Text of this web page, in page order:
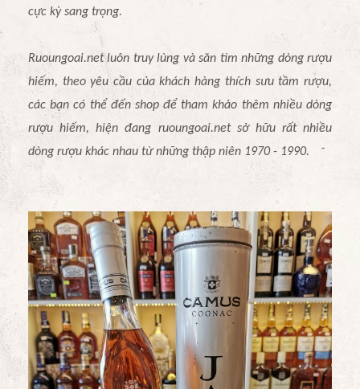
cực kỳ sang trọng.
Ruoungoai.net luôn truy lùng và săn tìm những dòng rượu
hiếm, theo yêu cầu của khách hàng thích sưu tầm rượu,
các bạn có thể đến shop để tham khảo thêm nhiều dòng
rượu hiếm, hiện đang ruoungoai.net sở hữu rất nhiều
dòng rượu khác nhau từ những thập niên 1970 - 1990.